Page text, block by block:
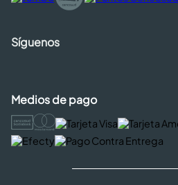
Síguenos
Medios de pago